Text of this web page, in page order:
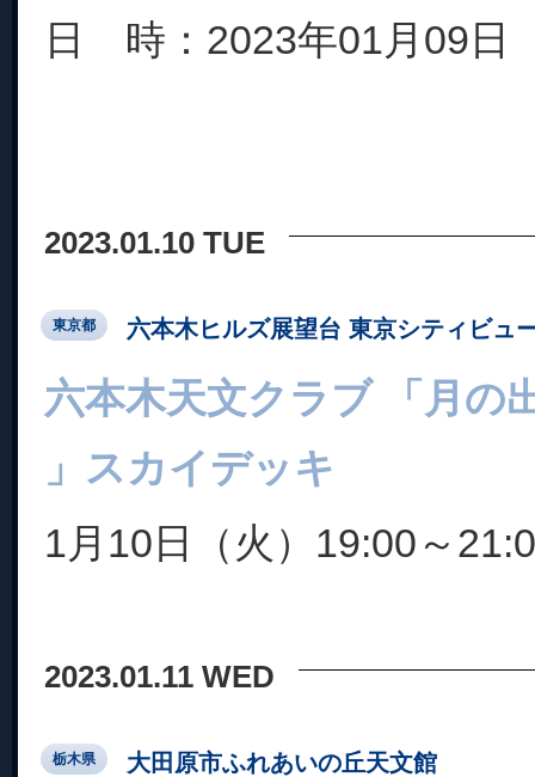
日 時：2023年01月09日
2023.01.10 TUE
東京都 六本木ヒルズ展望台 東京シティビュ
六本木天文クラブ 「月の
」スカイデッキ
1月10日（火）19:00～
2023.01.11 WED
栃木県 大田原市ふれあいの丘天文館